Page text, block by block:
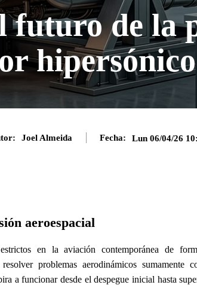
futuro de la
Joel Almeida Fecha: Lun 06/04/26
aeroespacial
en la aviación contemporánea de
problemas aerodinámicos sumamente
a funcionar desde el despegue inicial hasta